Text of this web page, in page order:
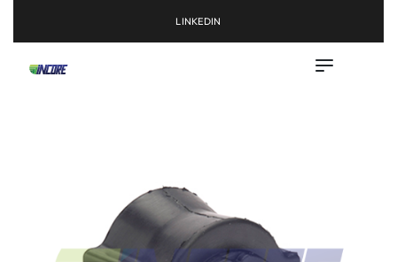
LINKEDIN